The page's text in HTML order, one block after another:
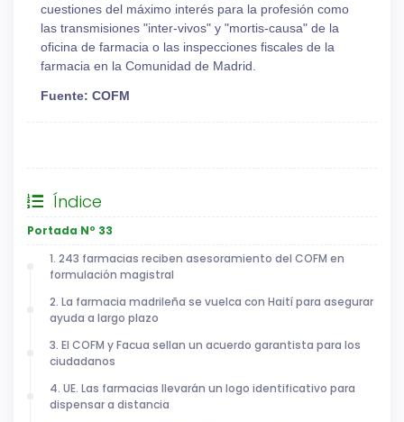
cuestiones del máximo interés para la profesión como
las transmisiones "inter-vivos" y "mortis-causa" de la
oficina de farmacia o las inspecciones fiscales de la
farmacia en la Comunidad de Madrid.
Fuente: COFM
Índice
Portada Nº 33
1. 243 farmacias reciben asesoramiento del COFM en
formulación magistral
2. La farmacia madrileña se vuelca con Haití para asegurar
ayuda a largo plazo
3. El COFM y Facua sellan un acuerdo garantista para los
ciudadanos
4. UE. Las farmacias llevarán un logo identificativo para
dispensar a distancia